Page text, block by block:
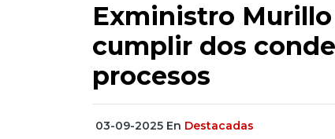
Exministro
cumplir dos
procesos
03-09-2025 En Destacadas